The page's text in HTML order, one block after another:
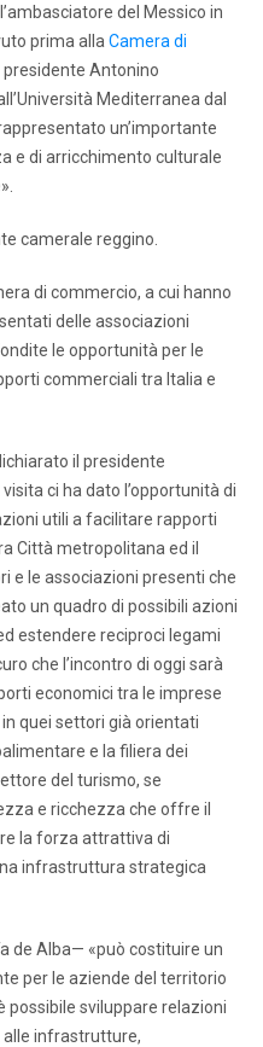
del Messico in
prima alla Camera di
presidente Antonino
Mediterranea dal
un’importante
e di arricchimento culturale
camerale reggino.
di commercio, a cui hanno
delle associazioni
le opportunità per le
commerciali tra Italia e
il presidente
ci ha dato l’opportunità di
utili a facilitare rapporti
Città metropolitana ed il
e le associazioni presenti che
un quadro di possibili azioni
estendere reciproci legami
che l’incontro di oggi sarà
economici tra le imprese
quei settori già orientati
e la filiera dei
del turismo, se
e ricchezza che offre il
la forza attrattiva di
infrastruttura strategica
de Alba— «può costituire un
per le aziende del territorio
possibile sviluppare relazioni
alle infrastrutture,